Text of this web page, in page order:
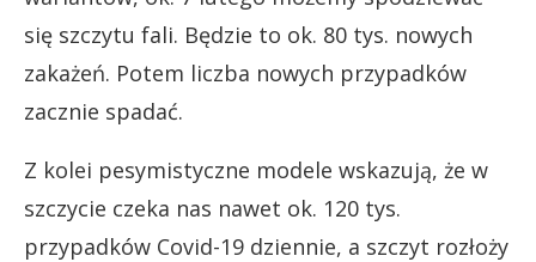
się szczytu fali. Będzie to ok. 80 tys. nowych
zakażeń. Potem liczba nowych przypadków
zacznie spadać.
Z kolei pesymistyczne modele wskazują, że w
szczycie czeka nas nawet ok. 120 tys.
przypadków Covid-19 dziennie, a szczyt rozłoży